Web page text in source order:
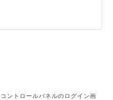
ントロールパネルのログイン画